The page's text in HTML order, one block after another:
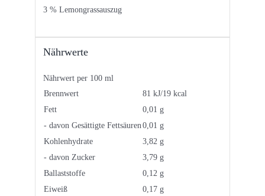
3 % Lemongrassauszug
Nährwerte
Nährwert per 100 ml
Brennwert
81 kJ/19 kcal
Fett
0,01 g
- davon Gesättigte Fettsäuren 0,01 g
Kohlenhydrate
3,82 g
- davon Zucker
3,79 g
Ballaststoffe
0,12 g
Eiweiß
0,17 g